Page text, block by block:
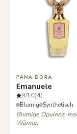
PANA DORA
Emanuele
9/10(4)
Blumig Synthetisch
Blumige Opulenz,
Wärme.